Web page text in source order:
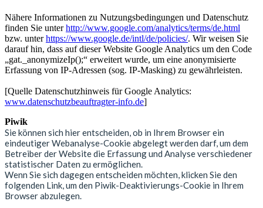
Nähere Informationen zu Nutzungsbedingungen und Datenschutz
finden Sie unterhttp://www.google.com/analytics/terms/de.html
bzw. unterhttps://www.google.de/intl/de/policies/. Wir weisen Sie
darauf hin, dass auf dieser Website Google Analytics um den Code
„gat._anonymizeIp();“ erweitert wurde, um eine anonymisierte
Erfassung von IP-Adressen (sog. IP-Masking) zu gewährleisten.
[Quelle Datenschutzhinweis für Google Analytics:
www.datenschutzbeauftragter-info.de]
Piwik